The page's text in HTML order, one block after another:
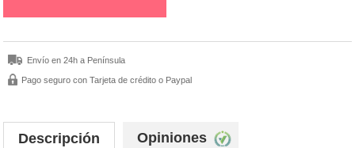
Envío en 24h a Península
Pago seguro con Tarjeta de crédito o Paypal
Descripción Opiniones